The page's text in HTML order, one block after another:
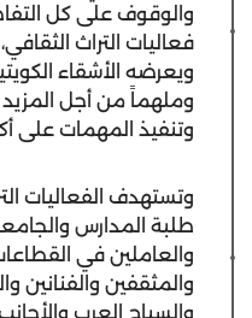
والوقوف على كل
فعاليات التراث
ويعرضه الأشقاء
وملهماً من أجل المزيد
وتنفيذ المهمات على
وتستهدف الفعاليات
طلبة المدارس
والعاملين في
والمثقفين والفنانين
والسياح العرب